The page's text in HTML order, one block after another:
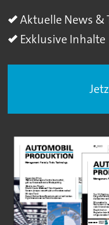
Aktuelle News &
Exklusive Inhalte